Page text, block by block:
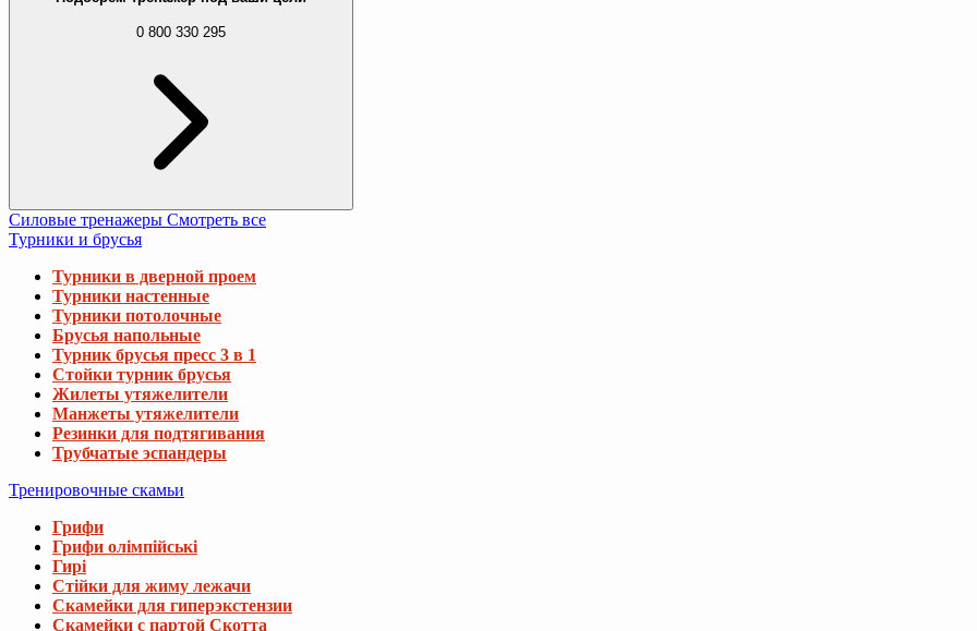
Турники в дверной проем
Турники настенные
Турники потолочные
Брусья напольные
Стойки турник брусья
Жилеты утяжелители
Манжеты утяжелители
Резинки для подтягивания
Трубчатые эспандеры
Тренировочные скамьи
Грифи
Грифи олімпійські
Гирі
Стійки для жиму лежачи
Скамейки для гиперэкстензии
Скамейки с партой Скотта
Скамейки для жима со стойками
Скамейки для жима горизонтальные
Скамейки для жима универсальные
Скамьи для приседаний
Стойки для грифов и дисков